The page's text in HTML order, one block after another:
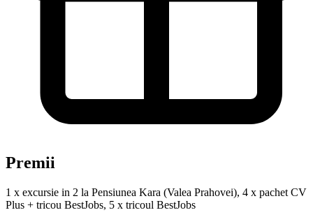
Premii
1 x excursie in 2 la Pensiunea Kara (Valea Prahovei), 4 x pachet CV
Plus + tricou BestJobs, 5 x tricoul BestJobs